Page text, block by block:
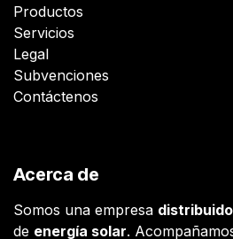
Productos
Servicios
Legal
Subvenciones
Contáctenos
Acerca de
Somos una empresa
de energía solar.